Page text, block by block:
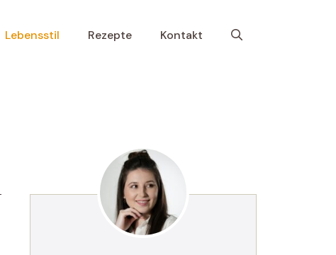
Lebensstil Rezepte Kontakt